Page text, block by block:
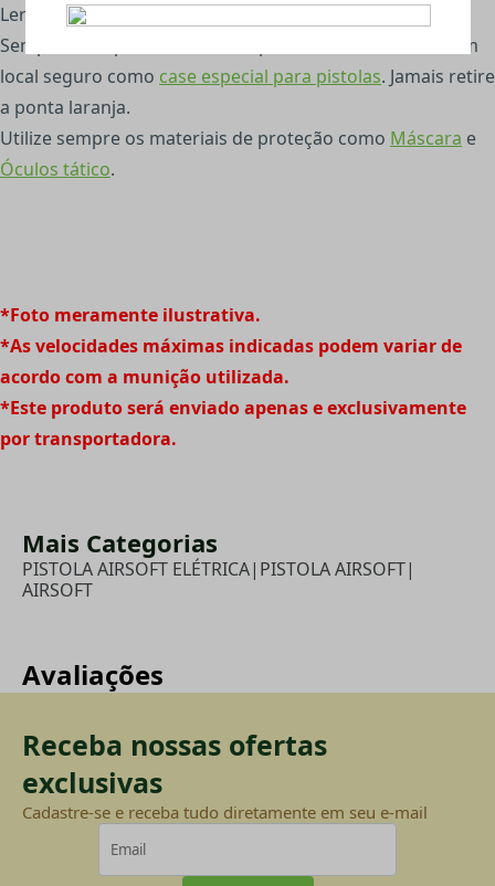
Ler o Manual antes de usar o produto;
Sempre transporte sua airsoft portando a nota fiscal, em
local seguro como case especial para pistolas. Jamais retire
a ponta laranja.
Utilize sempre os materiais de proteção como Máscara e
Óculos tático.
*Foto meramente ilustrativa.
*As velocidades máximas indicadas podem variar de
acordo com a munição utilizada.
*Este produto será enviado apenas e exclusivamente
por transportadora.
Mais Categorias
PISTOLA AIRSOFT ELÉTRICA| PISTOLA AIRSOFT|
AIRSOFT
Avaliações
Receba nossas ofertas
exclusivas
Cadastre-se e receba tudo diretamente em seu e-mail